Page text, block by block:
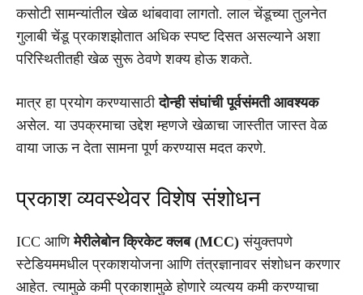
कसोटी सामन्यांतील खेळ थांबवावा लागतो. लाल चेंडूच्या तुलनेत
गुलाबी चेंडू प्रकाशझोतात अधिक स्पष्ट दिसत असल्याने अशा
परिस्थितीतही खेळ सुरू ठेवणे शक्य होऊ शकते.
मात्र हा प्रयोग करण्यासाठीदोन्ही संघांची पूर्वसंमती आवश्यक
असेल. या उपक्रमाचा उद्देश म्हणजे खेळाचा जास्तीत जास्त वेळ
वाया जाऊ न देता सामना पूर्ण करण्यास मदत करणे.
प्रकाश व्यवस्थेवर विशेष संशोधन
ICC आणिमेरीलेबोन क्रिकेट क्लब (MCC) संयुक्तपणे
स्टेडियममधील प्रकाशयोजना आणि तंत्रज्ञानावर संशोधन करणार
आहेत. त्यामुळे कमी प्रकाशामुळे होणारे व्यत्यय कमी करण्याचा